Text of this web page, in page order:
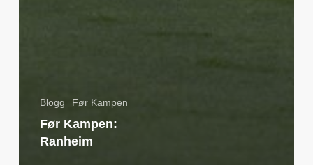
Blogg Før Kampen
Før Kampen:
Ranheim